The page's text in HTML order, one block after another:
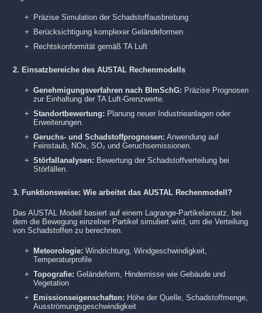
Präzise Simulation der Schadstoffausbreitung
Berücksichtigung komplexer Geländeformen
Rechtskonformität gemäß TA Luft
2. Einsatzbereiche des AUSTAL Rechenmodells
Genehmigungsverfahren nach BImSchG: Präzise Prognosen
zur Einhaltung der TA Luft-Grenzwerte.
Standortbewertung: Planung neuer Industrieanlagen oder
Erweiterungen.
Geruchs- und Schadstoffprognosen: Anwendung auf
Feinstaub, NOx, SO₂ und Geruchsemissionen.
Störfallanalysen: Bewertung der Schadstoffverteilung bei
Störfällen.
3. Funktionsweise: Wie arbeitet das AUSTAL Rechenmodell?
Das AUSTAL Modell basiert auf einem Lagrange-Partikelansatz, bei
dem die Bewegung einzelner Partikel simuliert wird, um die Verteilung
von Schadstoffen zu berechnen.
Meteorologie: Windrichtung, Windgeschwindigkeit,
Temperaturprofile
Topografie: Geländeform, Hindernisse wie Gebäude und
Vegetation
Emissionseigenschaften: Höhe der Quelle, Schadstoffmenge,
Ausströmungsgeschwindigkeit